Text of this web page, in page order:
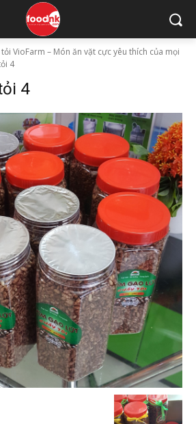
VioFarm – Món ăn vặt cực yêu thích của mọi
4
4